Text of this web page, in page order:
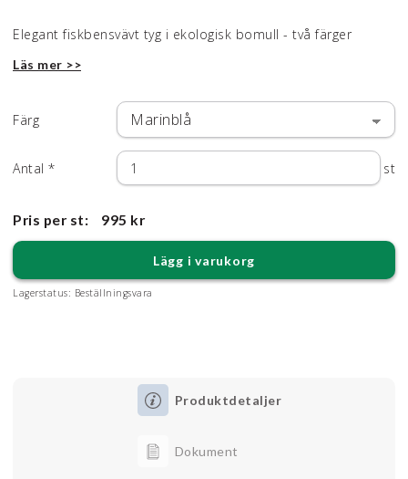
Elegant fiskbensvävt tyg i ekologisk bomull - två färger
Läs mer >>
Färg
Antal * st
Pris per st: 995 kr
Lägg i varukorg
Lagerstatus: Beställningsvara
Produktdetaljer
Dokument